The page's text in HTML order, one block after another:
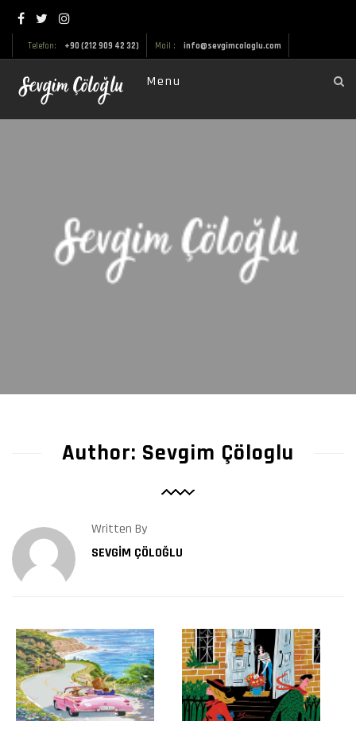
Telefon: +90 (212 909 42 32) Mail : info@sevgimcologlu.com
Menu
Author: Sevgim Çöloglu
Written By
SEVGIM ÇÖLOĞLU
72